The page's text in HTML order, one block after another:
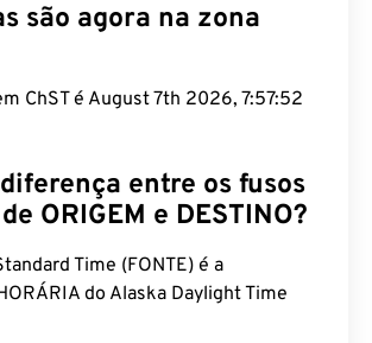
são agora na zona
ChST é August 7th 2026, 7:57:53
entre os fusos
ORIGEM e DESTINO?
Time (FONTE) é a
do Alaska Daylight Time